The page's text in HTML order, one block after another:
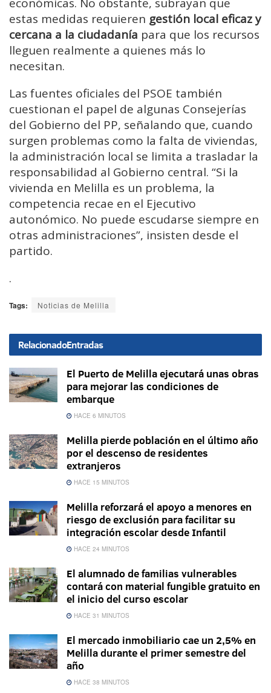
estas medidas requieren gestión local eficaz y
cercana a la ciudadanía para que los recursos
lleguen realmente a quienes más lo
necesitan.
Las fuentes oficiales del PSOE también
cuestionan el papel de algunas Consejerías
del Gobierno del PP, señalando que, cuando
surgen problemas como la falta de viviendas,
la administración local se limita a trasladar la
responsabilidad al Gobierno central. “Si la
vivienda en Melilla es un problema, la
competencia recae en el Ejecutivo
autonómico. No puede escudarse siempre en
otras administraciones”, insisten desde el
partido.
.
Tags: Noticias de Melilla
RelacionadoEntradas
El Puerto de Melilla ejecutará unas obras
para mejorar las condiciones de
embarque
HACE 6 MINUTOS
Melilla pierde población en el último año
por el descenso de residentes
extranjeros
HACE 15 MINUTOS
Melilla reforzará el apoyo a menores en
riesgo de exclusión para facilitar su
integración escolar desde Infantil
HACE 24 MINUTOS
El alumnado de familias vulnerables
contará con material fungible gratuito en
el inicio del curso escolar
HACE 31 MINUTOS
El mercado inmobiliario cae un 2,5% en
Melilla durante el primer semestre del
año
HACE 38 MINUTOS